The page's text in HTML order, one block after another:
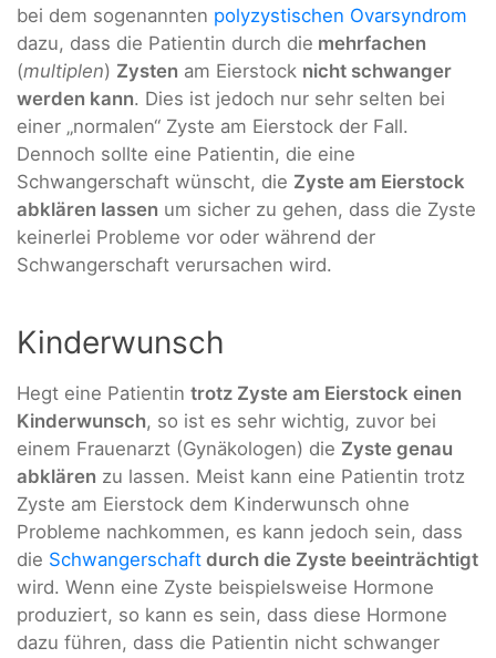
bei dem sogenannten polyzystischen Ovarsyndrom
dazu, dass die Patientin durch die mehrfachen
(multiplen) Zysten am Eierstock nicht schwanger
werden kann. Dies ist jedoch nur sehr selten bei
einer „normalen“ Zyste am Eierstock der Fall.
Dennoch sollte eine Patientin, die eine
Schwangerschaft wünscht, die Zyste am Eierstock
abklären lassen um sicher zu gehen, dass die Zyste
keinerlei Probleme vor oder während der
Schwangerschaft verursachen wird.
Kinderwunsch
Hegt eine Patientin trotz Zyste am Eierstock einen
Kinderwunsch, so ist es sehr wichtig, zuvor bei
einem Frauenarzt (Gynäkologen) die Zyste genau
abklären zu lassen. Meist kann eine Patientin trotz
Zyste am Eierstock dem Kinderwunsch ohne
Probleme nachkommen, es kann jedoch sein, dass
die Schwangerschaft durch die Zyste beeinträchtigt
wird. Wenn eine Zyste beispielsweise Hormone
produziert, so kann es sein, dass diese Hormone
dazu führen, dass die Patientin nicht schwanger